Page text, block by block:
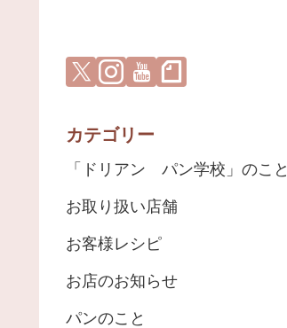
カテゴリー
「ドリアン パン学校」のこと
お取り扱い店舗
お客様レシピ
お店のお知らせ
パンのこと